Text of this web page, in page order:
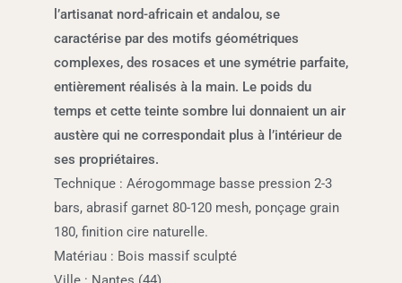
l’artisanat nord-africain et andalou, se
caractérise par des motifs géométriques
complexes, des rosaces et une symétrie parfaite,
entièrement réalisés à la main. Le poids du
temps et cette teinte sombre lui donnaient un air
austère qui ne correspondait plus à l’intérieur de
ses propriétaires.
Technique : Aérogommage basse pression 2-3
bars, abrasif garnet 80-120 mesh, ponçage grain
180, finition cire naturelle.
Matériau : Bois massif sculpté